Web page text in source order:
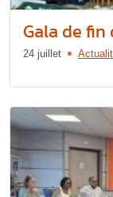
Gala de fin
24 juillet